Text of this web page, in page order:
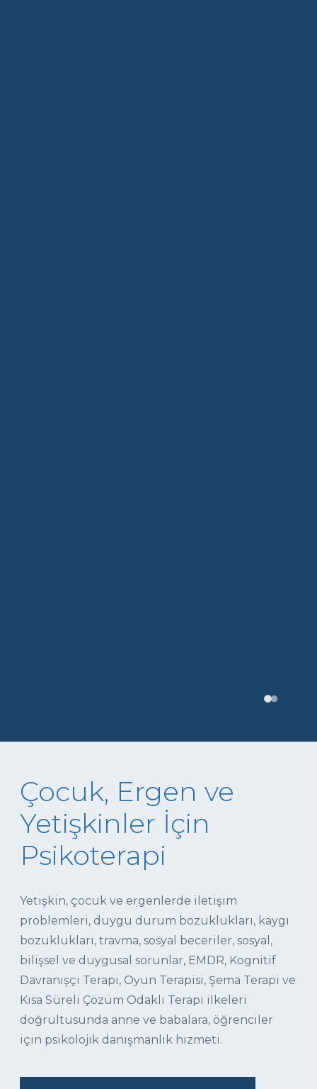
Çocuk, Ergen ve
Yetişkinler İçin
Psikoterapi
Yetişkin, çocuk ve ergenlerde iletişim
problemleri, duygu durum bozuklukları, kaygı
bozuklukları, travma, sosyal beceriler, sosyal,
bilişsel ve duygusal sorunlar, EMDR, Kognitif
Davranışçı Terapi, Oyun Terapisi, Şema Terapi ve
Kısa Süreli Çözüm Odaklı Terapi ilkeleri
doğrultusunda anne ve babalara, öğrenciler
için psikolojik danışmanlık hizmeti.